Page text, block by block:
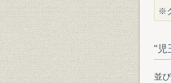
※
"児
並